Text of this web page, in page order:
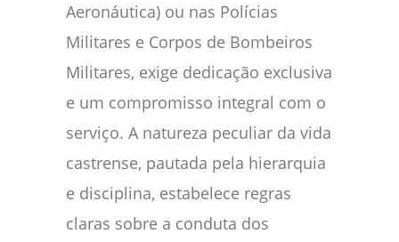
Aeronáutica) ou nas Polícias
Militares e Corpos de Bombeiros
Militares, exige dedicação exclusiva
e um compromisso integral com o
serviço. A natureza peculiar da vida
castrense, pautada pela hierarquia
e disciplina, estabelece regras
claras sobre a conduta dos